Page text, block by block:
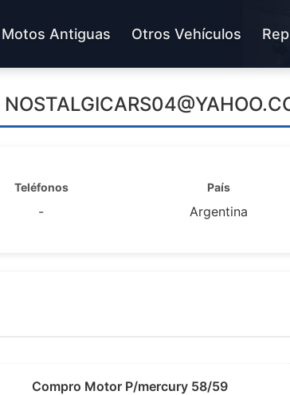
Motos Antiguas Otros Vehículos
Teléfonos
-
País
Argentina
Compro Motor P/mercury 58/59